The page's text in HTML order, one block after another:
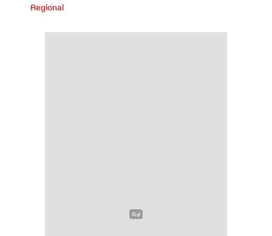
Regional